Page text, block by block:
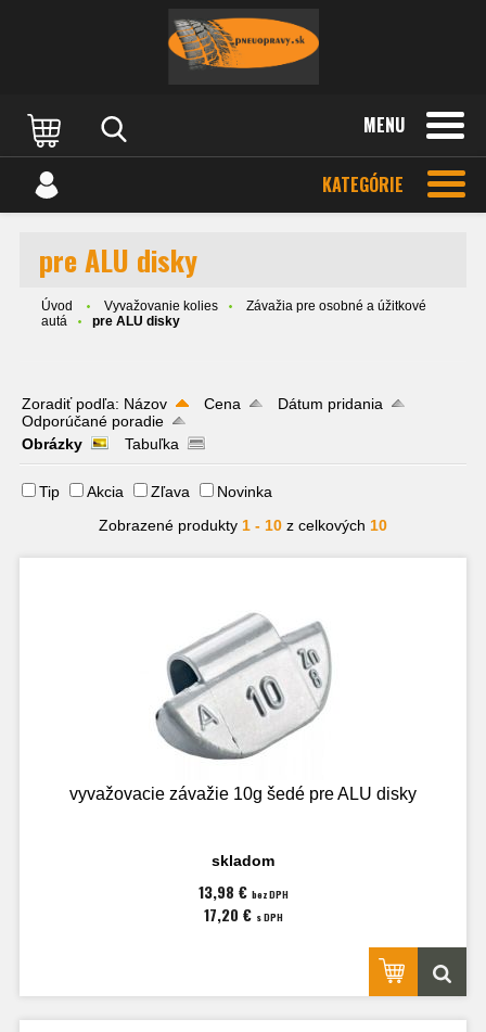
MENU
KATEGÓRIE
pre ALU disky
Úvod Vyvažovanie kolies
Závažia pre osobné a úžitkové
autá
pre ALU disky
Zoradiť podľa: Názov Cena
Dátum pridania
Odporúčané poradie
Obrázky
Tabuľka
Tip Akcia Zľava
Novinka
Zobrazené produkty 1 - 10 z celkových 10
vyvažovacie závažie 10g šedé pre ALU disky
skladom
13,98 € bez DPH
17,20 € s DPH